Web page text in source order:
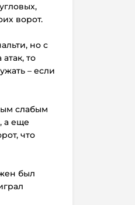
ворот.
но с
то
– если
слабым
а еще
что
был